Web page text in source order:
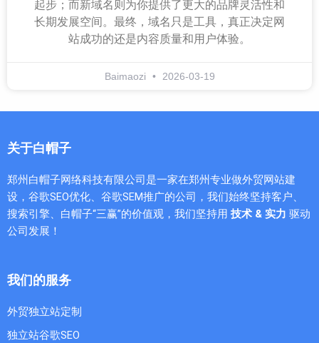
起步；而新域名则为你提供了更大的品牌灵活性和
长期发展空间。最终，域名只是工具，真正决定网
站成功的还是内容质量和用户体验。
Baimaozi 2026-03-19
关于白帽子
郑州白帽子网络科技有限公司是一家在郑州专业做外贸网站建
设，谷歌SEO优化、谷歌SEM推广的公司，我们始终坚持客户、
搜索引擎、白帽子“三赢”的价值观，我们坚持用 技术 & 实力 驱动
公司发展！
我们的服务
外贸独立站定制
独立站谷歌SEO